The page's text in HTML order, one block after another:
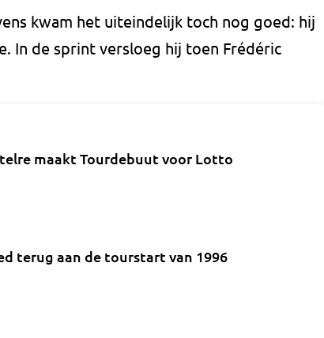
kwam het uiteindelijk toch nog goed: hij
In de sprint versloeg hij toen Frédéric
maakt Tourdebuut voor Lotto
terug aan de tourstart van 1996